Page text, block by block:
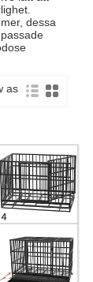
dessa
as